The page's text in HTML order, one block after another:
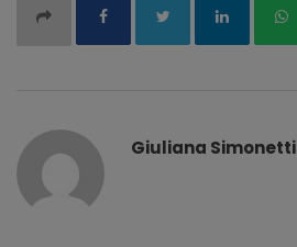
Giuliana Simonetti